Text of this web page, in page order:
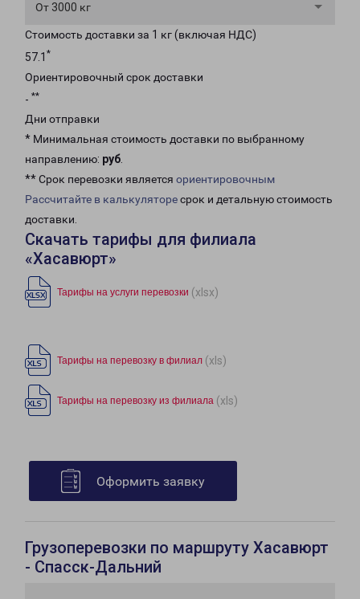
От 3000 кг
Стоимость доставки за 1 кг (включая НДС)
57.1 *
Ориентировочный срок доставки
- **
Дни отправки
* Минимальная стоимость доставки по выбранному
направлению: руб.
** Срок перевозки является ориентировочным
Рассчитайте в калькуляторесрок и детальную стоимость
доставки.
Скачать тарифы для филиала
«Хасавюрт»
Тарифы на услуги перевозки (xlsx)
Тарифы на перевозку в филиал (xls)
Тарифы на перевозку из филиала (xls)
Оформить заявку
Грузоперевозки по маршруту Хасавюрт
- Спасск-Дальний